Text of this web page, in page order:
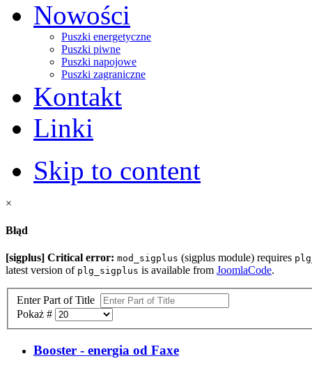
Nowości
Puszki energetyczne
Puszki piwne
Puszki napojowe
Puszki zagraniczne
Kontakt
Linki
Skip to content
×
Błąd
[sigplus] Critical error: mod_sigplus (sigplus module) requires
latest version of plg_sigplus is available from JoomlaCode.
Enter Part of Title
Pokaż #
Booster - energia od Faxe